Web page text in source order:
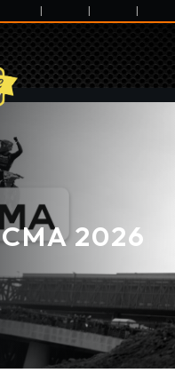
| | |
2026